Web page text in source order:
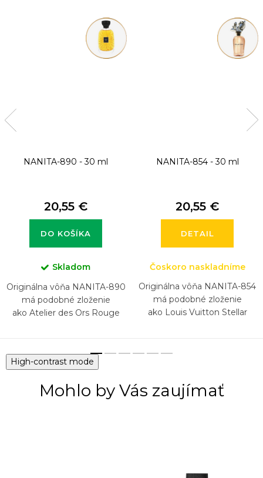
NANITA-890 - 30 ml
20,55 €
DO KOŠÍKA
Skladom
Originálna vôňa NANITA-890
má podobné zloženie
ako Atelier des Ors Rouge
NANITA-854 - 30 ml
20,55 €
DETAIL
Čoskoro naskladníme
Originálna vôňa NANITA-854
má podobné zloženie
ako Louis Vuitton Stellar
High-contrast mode
Mohlo by Vás zaujímať